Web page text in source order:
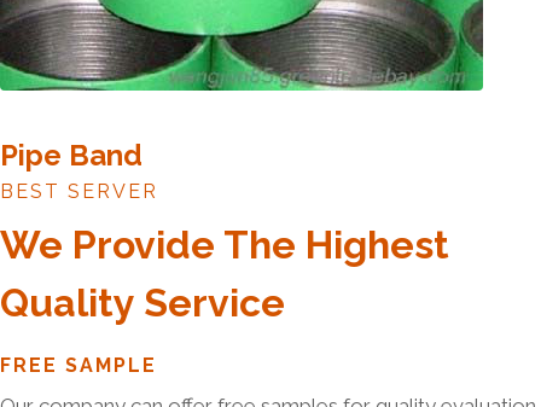
Pipe Band
BEST SERVER
We Provide The Highest
Quality Service
FREE SAMPLE